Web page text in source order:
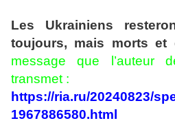
Les Ukrainiens
toujours, mais morts et
message que l’auteur
transmet :
https://ria.ru/20240823/
1967886580.html